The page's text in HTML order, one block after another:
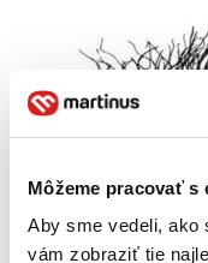
Môžeme pracovať s
Aby sme vedeli, ako
vám zobraziť tie